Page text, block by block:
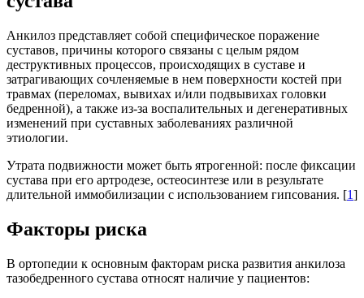
Анкилоз представляет собой специфическое поражение
суставов, причины которого связаны с целым рядом
деструктивных процессов, происходящих в суставе и
затрагивающих сочленяемые в нем поверхности костей при
травмах (переломах, вывихах и/или подвывихах головки
бедренной), а также из-за воспалительных и дегенеративных
изменений при суставных заболеваниях различной
этиологии.
Утрата подвижности может быть ятрогенной: после фиксации
сустава при его артродезе, остеосинтезе или в результате
длительной иммобилизации с использованием гипсования. [1]
Факторы риска
В ортопедии к основным факторам риска развития анкилоза
тазобедренного сустава относят наличие у пациентов: